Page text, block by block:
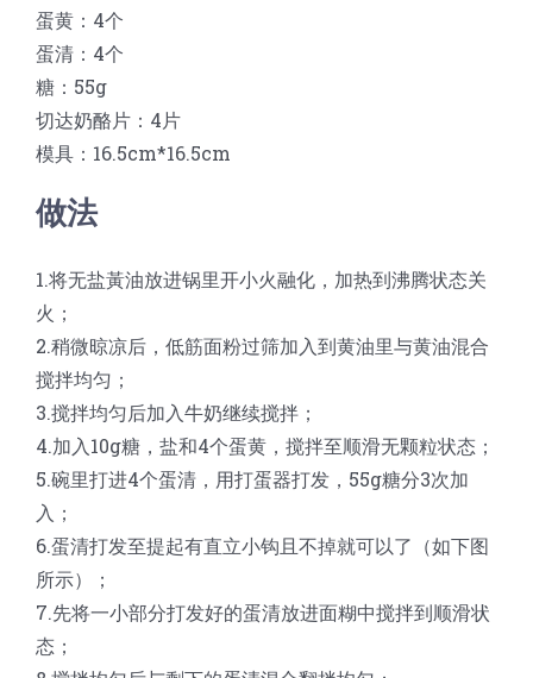
蛋黄：4个
蛋清：4个
糖：55g
切达奶酪片：4片
模具：16.5cm*16.5cm
做法
1.将无盐黃油放进锅里开小火融化，加热到沸腾状态关
火；
2.稍微晾凉后，低筋面粉过筛加入到黄油里与黄油混合
搅拌均匀；
3.搅拌均匀后加入牛奶继续搅拌；
4.加入10g糖，盐和4个蛋黄，搅拌至顺滑无颗粒状态；
5.碗里打进4个蛋清，用打蛋器打发，55g糖分3次加
入；
6.蛋清打发至提起有直立小钩且不掉就可以了（如下图
所示）；
7.先将一小部分打发好的蛋清放进面糊中搅拌到顺滑状
态；